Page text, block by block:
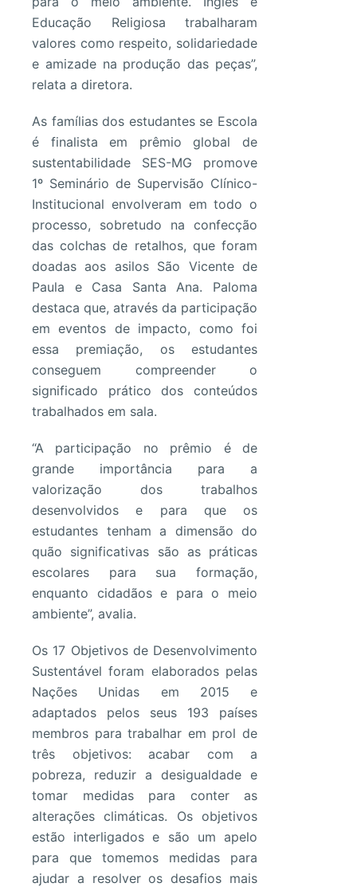
Educação Religiosa trabalharam
valores como respeito, solidariedade
e amizade na produção das peças”,
relata a diretora.
As famílias dos estudantes se Escola
é finalista em prêmio global de
sustentabilidade SES-MG promove
1º Seminário de Supervisão Clínico-
Institucional envolveram em todo o
processo, sobretudo na confecção
das colchas de retalhos, que foram
doadas aos asilos São Vicente de
Paula e Casa Santa Ana. Paloma
destaca que, através da participação
em eventos de impacto, como foi
essa premiação, os estudantes
conseguem compreender o
significado prático dos conteúdos
trabalhados em sala.
“A participação no prêmio é de
grande importância para a
valorização dos trabalhos
desenvolvidos e para que os
estudantes tenham a dimensão do
quão significativas são as práticas
escolares para sua formação,
enquanto cidadãos e para o meio
ambiente”, avalia.
Os 17 Objetivos de Desenvolvimento
Sustentável foram elaborados pelas
Nações Unidas em 2015 e
adaptados pelos seus 193 países
membros para trabalhar em prol de
três objetivos: acabar com a
pobreza, reduzir a desigualdade e
tomar medidas para conter as
alterações climáticas. Os objetivos
estão interligados e são um apelo
para que tomemos medidas para
ajudar a resolver os desafios mais